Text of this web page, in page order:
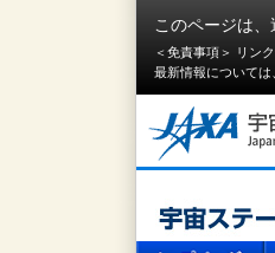
このページは
＜免責事項＞ リン
最新情報については